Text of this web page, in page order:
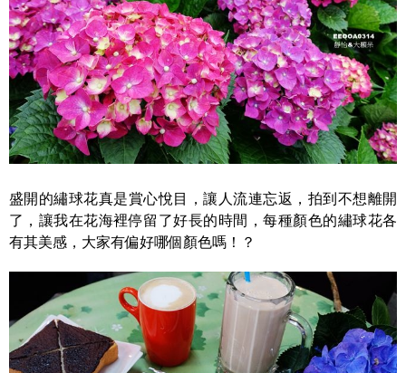
盛開的繡球花真是賞心悅目，讓人流連忘返，拍到不想離開
了，讓我在花海裡停留了好長的時間，每種顏色的繡球花各
有其美感，大家有偏好哪個顏色嗎！？